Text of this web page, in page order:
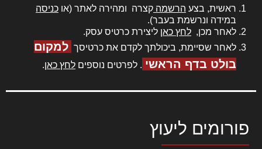
ראשית, בצע הרשמה קצרה ומהירה לאתר (או כניסה
במידה ונרשמת בעבר).
לאחר מכן, לחץ כאן ליצירת כרטיס עסק.
לאחר שסיימת, ביכולתך לקדם את כרטיסך למקום
בולט בדף הראשי . לפרטים נוספים לחץ כאן.
פורומים ליעוץ